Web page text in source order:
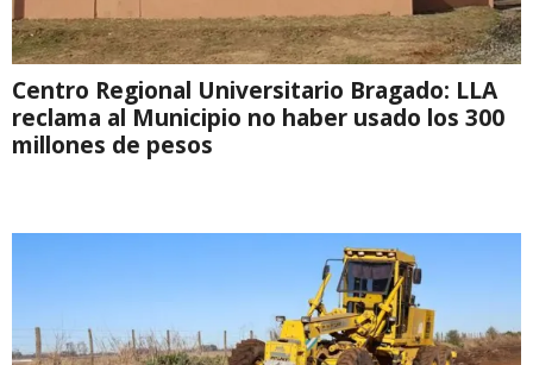
Centro Regional Universitario Bragado: LLA
reclama al Municipio no haber usado los 300
millones de pesos